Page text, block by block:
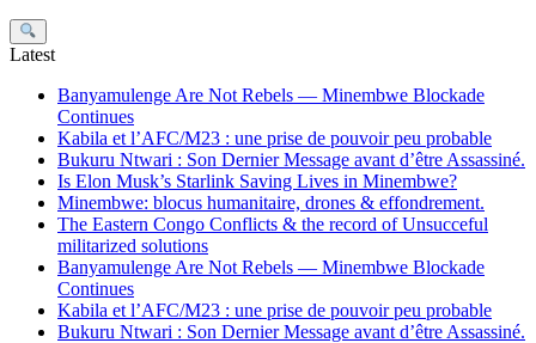
Search
Latest
Banyamulenge Are Not Rebels — Minembwe Blockade
Continues
Kabila et l’AFC/M23 : une prise de pouvoir peu probable
Bukuru Ntwari : Son Dernier Message avant d’être Assassiné.
Is Elon Musk’s Starlink Saving Lives in Minembwe?
Minembwe: blocus humanitaire, drones & effondrement.
The Eastern Congo Conflicts & the record of Unsucceful
militarized solutions
Banyamulenge Are Not Rebels — Minembwe Blockade
Continues
Kabila et l’AFC/M23 : une prise de pouvoir peu probable
Bukuru Ntwari : Son Dernier Message avant d’être Assassiné.